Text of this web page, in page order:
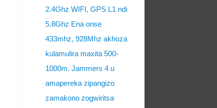
2.4Ghz WIFI, GPS L1 ndi
5.8Ghz Ena onse
433mhz, 928Mhz akhoza
kulamulira maxita 500-
1000m. Jammers 4 u
amapereka zipangizo
zamakono zogwiritsa